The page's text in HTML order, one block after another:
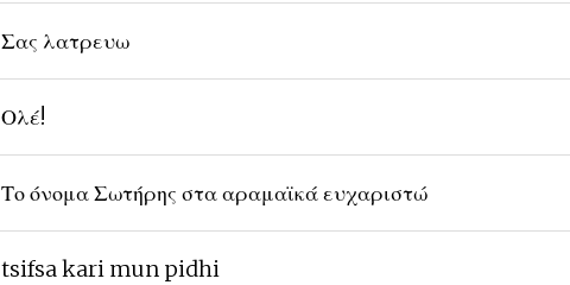
Σας λατρευω
Ολέ!
Το όνομα Σωτήρης στα αραμαϊκά ευχαριστώ
tsifsa kari mun pidhi